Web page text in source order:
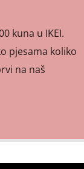
kuna u IKEI.
pjesama koliko
na naš